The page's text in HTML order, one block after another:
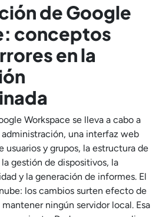
de Google
conceptos
en la
Workspace se lleva a cabo a
una interfaz web
usuarios y grupos, la estructura de
gestión de dispositivos, la
y la generación de informes. El
los cambios surten efecto de
ningún servidor local. Esa